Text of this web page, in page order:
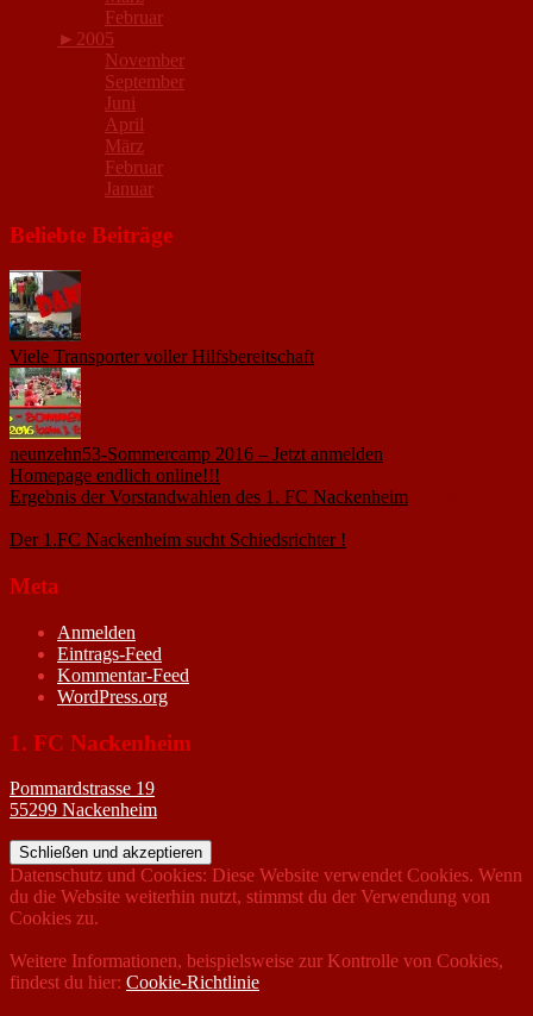
Februar
► 2005
November
September
Juni
April
März
Februar
Januar
Beliebte Beiträge
Viele Transporter voller Hilfsbereitschaft
neunzehn53-Sommercamp 2016 – Jetzt anmelden
Homepage endlich online!!!
Ergebnis der Vorstandwahlen des 1. FC Nackenheim
Der 1.FC Nackenheim sucht Schiedsrichter !
Meta
Anmelden
Eintrags-Feed
Kommentar-Feed
WordPress.org
1. FC Nackenheim
Pommardstrasse 19
55299 Nackenheim
Datenschutz und Cookies: Diese Website verwendet Cookies. Wenn
du die Website weiterhin nutzt, stimmst du der Verwendung von
Cookies zu.
Weitere Informationen, beispielsweise zur Kontrolle von Cookies,
findest du hier: Cookie-Richtlinie